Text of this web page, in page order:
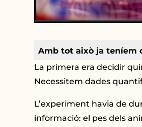
Amb tot això ja teníem
La primera era decidir
Necessitem dades
L’experiment havia de
informació: el pes dels